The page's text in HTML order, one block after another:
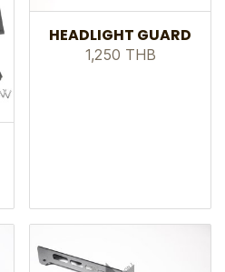
HEADLIGHT GUARD
1,250 THB